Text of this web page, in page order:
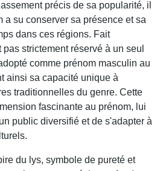
précis de sa popularité, il
a su conserver sa présence et sa
dans ces régions. Fait
strictement réservé à un seul
comme prénom masculin au
ainsi sa capacité unique à
traditionnelles du genre. Cette
fascinante au prénom, lui
public diversifié et de s'adapter à
du lys, symbole de pureté et